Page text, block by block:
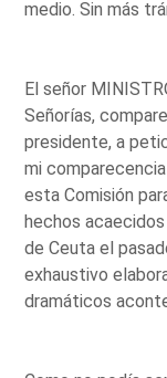
medio. Sin más
El señor
Señorías,
presidente, a
mi
esta Comisión
hechos
de Ceuta el
exhaustivo
dramáticos